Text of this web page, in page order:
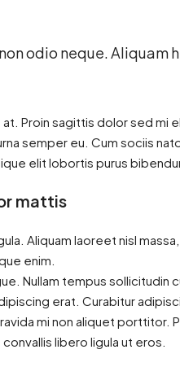
odio neque. Aliquam
Proin sagittis dolor sed mi
semper eu. Cum sociis
elit lobortis purus
mattis
Aliquam laoreet nisl
enim.
Nullam tempus sollicitudin
erat. Curabitur
mi non aliquet porttitor.
libero ligula ut eros.